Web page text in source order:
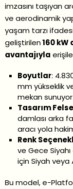
imzasını taşıyan
ve aerodinamik
yaşam tarzı
geliştirilen160
avantajıyla
Boyutlar:
mm yükseklik
mekan sunuyor.
Tasarım
damlası arka
aracı yola
Renk
ve Gece
için Siyah veya
Bu model, e-